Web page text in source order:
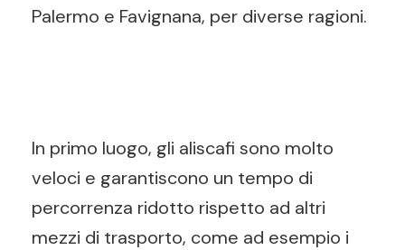
Palermo e Favignana, per diverse ragioni.
In primo luogo, gli aliscafi sono molto
veloci e garantiscono un tempo di
percorrenza ridotto rispetto ad altri
mezzi di trasporto, come ad esempio i